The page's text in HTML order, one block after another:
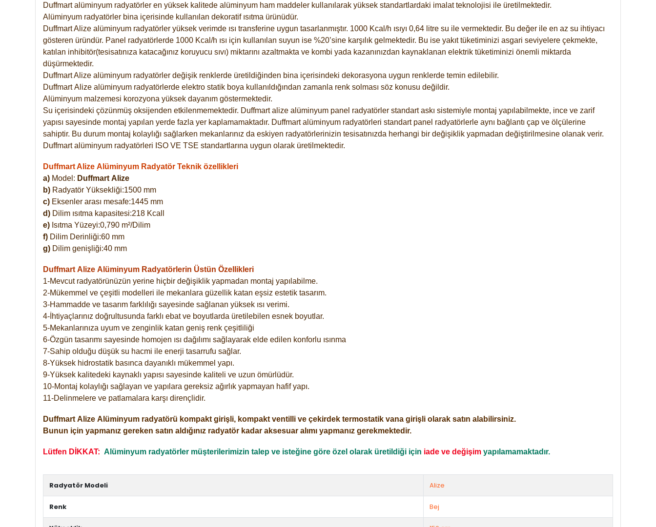
Duffmart alüminyum radyatörler en yüksek kalitede alüminyum ham maddeler kullanılarak yüksek standartlardaki imalat teknolojisi ile üretilmektedir.
Alüminyum radyatörler bina içerisinde kullanılan dekoratif ısıtma ürünüdür.
Duffmart Alize alüminyum radyatörler yüksek verimde ısı transferine uygun tasarlanmıştır. 1000 Kcal/h ısıyı 0,64 litre su ile vermektedir. Bu değer ile en az su ihtiyacı
gösteren üründür. Panel radyatörlerde 1000 Kcal/h ısı için kullanılan suyun ise %20’sine karşılık gelmektedir. Bu ise yakıt tüketiminizi asgari seviyelere çekmekte,
katılan inhibitör(tesisatınıza katacağınız koruyucu sıvı) miktarını azaltmakta ve kombi yada kazanınızdan kaynaklanan elektrik tüketiminizi önemli miktarda
düşürmektedir.
Duffmart Alize alüminyum radyatörler değişik renklerde üretildiğinden bina içerisindeki dekorasyona uygun renklerde temin edilebilir.
DuffmartAlize alüminyum radyatörlerde elektro statik boya kullanıldığından zamanla renk solması söz konusu değildir.
Alüminyum malzemesi korozyona yüksek dayanım göstermektedir.
Su içerisindeki çözünmüş oksijenden etkilenmemektedir. Duffmart alize alüminyum panel radyatörler standart askı sistemiyle montaj yapılabilmekte, ince ve zarif
yapısı sayesinde montaj yapılan yerde fazla yer kaplamamaktadır. Duffmart alüminyum radyatörleri standart panel radyatörlerle aynı bağlantı çap ve ölçülerine
sahiptir. Bu durum montaj kolaylığı sağlarken mekanlarınız da eskiyen radyatörlerinizin tesisatınızda herhangi bir değişiklik yapmadan değiştirilmesine olanak verir.
Duffmart alüminyum radyatörleri ISO VE TSE standartlarına uygun olarak üretilmektedir.
Duffmart Alize Alüminyum Radyatör Teknik özellikleri
a) Model: Duffmart Alize
b) Radyatör Yüksekliği:1500 mm
c) Eksenler arası mesafe:1445 mm
d) Dilim ısıtma kapasitesi:218 Kcall
e) Isıtma Yüzeyi:0,790 m²/Dilim
f) Dilim Derinliği:60 mm
g) Dilim genişliği:40 mm
Duffmart Alize Alüminyum Radyatörlerin Üstün Özellikleri
1-Mevcut radyatörünüzün yerine hiçbir değişiklik yapmadan montaj yapılabilme.
2-Mükemmel ve çeşitli modelleri ile mekanlara güzellik katan eşsiz estetik tasarım.
3-Hammadde ve tasarım farklılığı sayesinde sağlanan yüksek ısı verimi.
4-İhtiyaçlarınız doğrultusunda farklı ebat ve boyutlarda üretilebilen esnek boyutlar.
5-Mekanlarınıza uyum ve zenginlik katan geniş renk çeşitliliği
6-Özgün tasarımı sayesinde homojen ısı dağılımı sağlayarak elde edilen konforlu ısınma
7-Sahip olduğu düşük su hacmi ile enerji tasarrufu sağlar.
8-Yüksek hidrostatik basınca dayanıklı mükemmel yapı.
9-Yüksek kalitedeki kaynaklı yapısı sayesinde kaliteli ve uzun ömürlüdür.
10-Montaj kolaylığı sağlayan ve yapılara gereksiz ağırlık yapmayan hafif yapı.
11-Delinmelere ve patlamalara karşı dirençlidir.
Duffmart Alize Alüminyum radyatörü kompakt girişli, kompakt ventilli ve çekirdek termostatik vana girişli olarak satın alabilirsiniz.
Bunun için yapmanız gereken satın aldığınız radyatör kadar aksesuar alımı yapmanız gerekmektedir.
Lütfen DİKKAT: Alüminyum radyatörler müşterilerimizin talep ve isteğine göre özel olarak üretildiği için iade ve değişim yapılamamaktadır.
Radyatör Modeli Alize
Renk Bej